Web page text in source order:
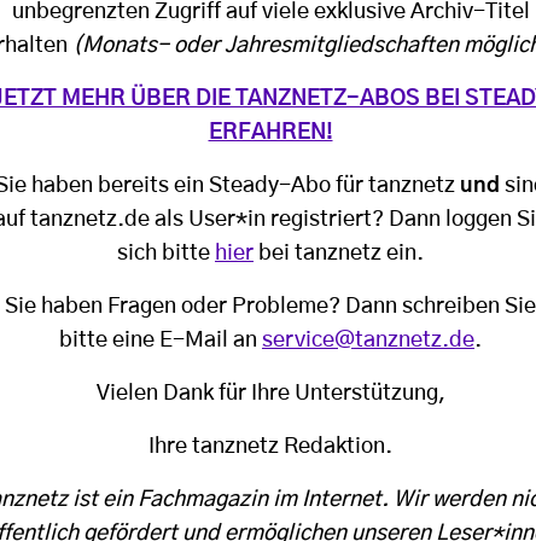
unbegrenzten Zugriff auf viele exklusive Archiv-Titel
(Monats- oder Jahresmitgliedschaften
MEHR ÜBER DIE TANZNETZ-ABOS BEI
ERFAHREN!
haben bereits ein Steady-Abo für tanznetz und
tanznetz.de als User*in registriert? Dann loggen
sich bitte hier bei tanznetz ein.
Sie haben Fragen oder Probleme? Dann schreiben Sie
bitte eine E-Mail an service@tanznetz.de.
Vielen Dank für Ihre Unterstützung,
Ihre tanznetz Redaktion.
ist ein Fachmagazin im Internet. Wir werden
gefördert und ermöglichen unseren